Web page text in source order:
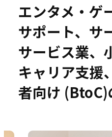
事例
お役立ち情報
エンタメ・ゲ
サポート、サ
サービス業、
キャリア支援
者向け (BtoC)